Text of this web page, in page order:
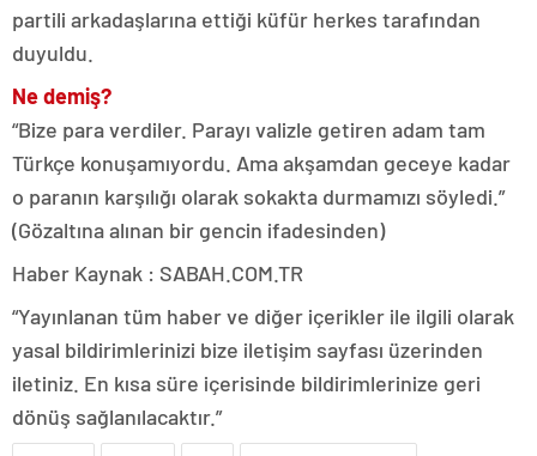
partili arkadaşlarına ettiği küfür herkes tarafından
duyuldu.
Ne demiş?
“Bize para verdiler. Parayı valizle getiren adam tam
Türkçe konuşamıyordu. Ama akşamdan geceye kadar
o paranın karşılığı olarak sokakta durmamızı söyledi.”
(Gözaltına alınan bir gencin ifadesinden)
Haber Kaynak : SABAH.COM.TR
“Yayınlanan tüm haber ve diğer içerikler ile ilgili olarak
yasal bildirimlerinizi bize iletişim sayfası üzerinden
iletiniz. En kısa süre içerisinde bildirimlerinize geri
dönüş sağlanılacaktır.”